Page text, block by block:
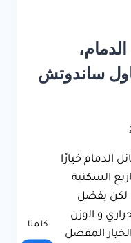
ساندوتش
الدمام خيارًا
السكنية
لكن بفضل
و الوزن
المفضل
كلمنا